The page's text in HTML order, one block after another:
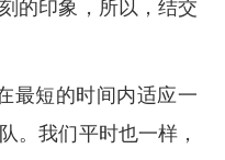
的印象，所以，结交
最短的时间内适应一
。我们平时也一样，